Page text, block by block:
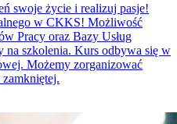
swoje życie i realizuj pasje!
w CKKS! Możliwość
Pracy oraz Bazy Usług
szkolenia. Kurs odbywa się w
Możemy zorganizować